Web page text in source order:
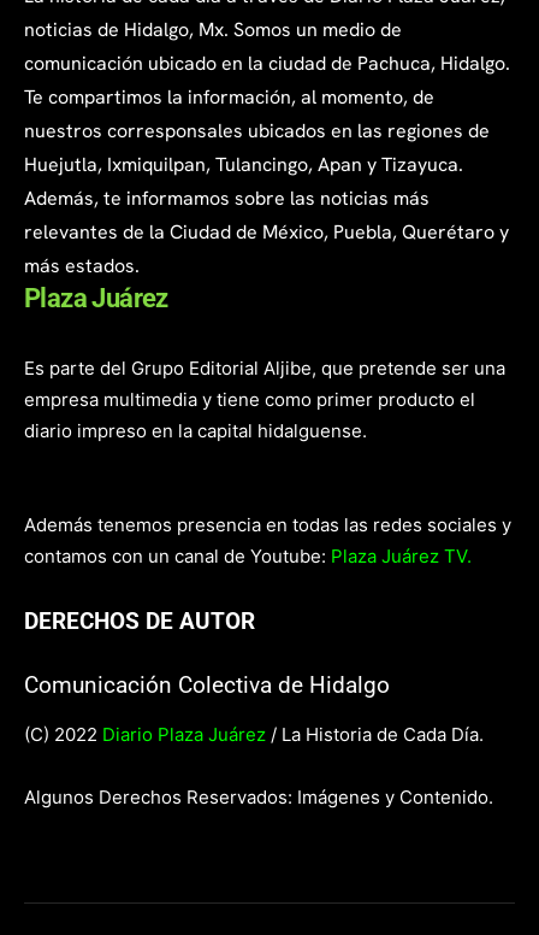
noticias de Hidalgo, Mx. Somos un medio de
comunicación ubicado en la ciudad de Pachuca, Hidalgo.
Te compartimos la información, al momento, de
nuestros corresponsales ubicados en las regiones de
Huejutla, Ixmiquilpan, Tulancingo, Apan y Tizayuca.
Además, te informamos sobre las noticias más
relevantes de la Ciudad de México, Puebla, Querétaro y
más estados.
Plaza Juárez
Es parte del Grupo Editorial Aljibe, que pretende ser una
empresa multimedia y tiene como primer producto el
diario impreso en la capital hidalguense.
Además tenemos presencia en todas las redes sociales y
contamos con un canal de Youtube: Plaza Juárez TV.
DERECHOS DE AUTOR
Comunicación Colectiva de Hidalgo
(C) 2022 Diario Plaza Juárez / La Historia de Cada Día.
Algunos Derechos Reservados: Imágenes y Contenido.